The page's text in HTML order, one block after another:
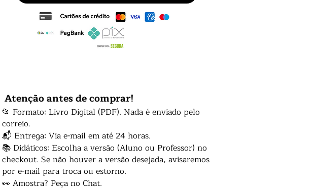
Atenção antes de comprar!
📂 Formato: Livro Digital (PDF). Nada é enviado pelo
correio.
📬 Entrega: Via e-mail em até 24 horas.
📚 Didáticos: Escolha a versão (Aluno ou Professor) no
checkout. Se não houver a versão desejada, avisaremos
por e-mail para troca ou estorno.
👀 Amostra? Peça no Chat.